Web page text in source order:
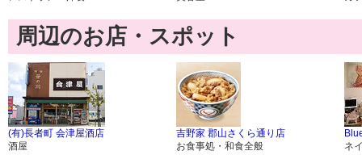
周辺のお店・スポット
(有)長者町 会津屋酒店
酒屋
吉野家 郡山さくら通り店
お食事処・和食全般
ネ